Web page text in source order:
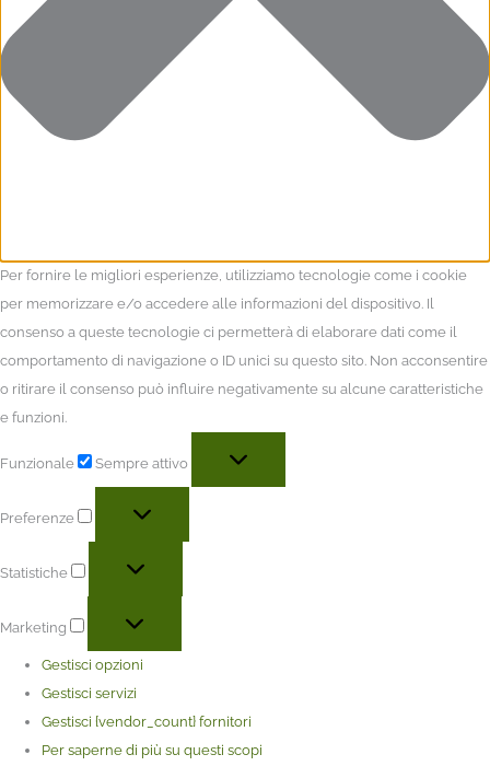
Per fornire le migliori esperienze, utilizziamo tecnologie come i cookie
per memorizzare e/o accedere alle informazioni del dispositivo. Il
consenso a queste tecnologie ci permetterà di elaborare dati come il
comportamento di navigazione o ID unici su questo sito. Non acconsentire
o ritirare il consenso può influire negativamente su alcune caratteristiche
e funzioni.
Funzionale Sempre attivo
Preferenze
Statistiche
Marketing
Gestisci opzioni
Gestisci servizi
Gestisci {vendor_count} fornitori
Per saperne di più su questi scopi